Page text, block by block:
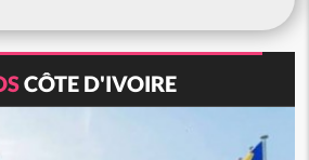
CÔTE D'IVOIRE